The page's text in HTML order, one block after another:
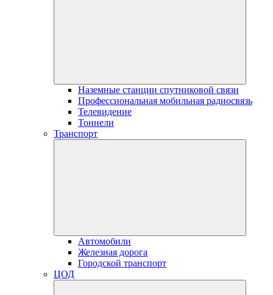
Наземные станции спутниковой связи
Профессиональная мобильная радиосвязь
Телевидение
Тоннели
Транспорт
Автомобили
Железная дорога
Городской транспорт
ЦОД